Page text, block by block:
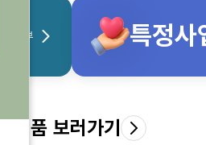
일반기부 특정사
답례품 보러가기
답례품 더보기